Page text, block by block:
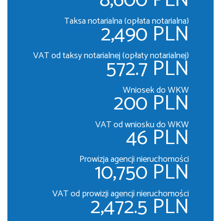
Taksa notarialna (opłata notarialna)
2,490 PLN
VAT od taksy notarialnej (opłaty notarialnej)
572.7 PLN
Wniosek do WKW
200 PLN
VAT od wniosku do WKW
46 PLN
Prowizja agencji nieruchomości
10,750 PLN
VAT od prowizji agencji nieruchomości
2,472.5 PLN